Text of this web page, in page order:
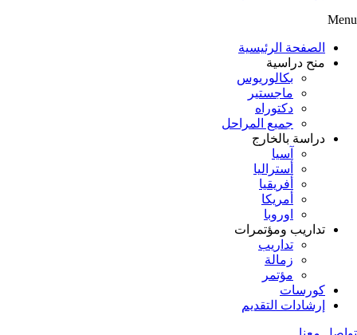
Menu
الصفحة الرئيسية
منح دراسية
بكالوريوس
ماجستير
دكتوراه
جميع المراحل
دراسة بالخارج
آسيا
أستراليا
أفريقيا
أمريكا
اوروبا
تداريب ومؤتمرات
تداريب
زمالة
مؤتمر
كورسات
إرشادات التقديم